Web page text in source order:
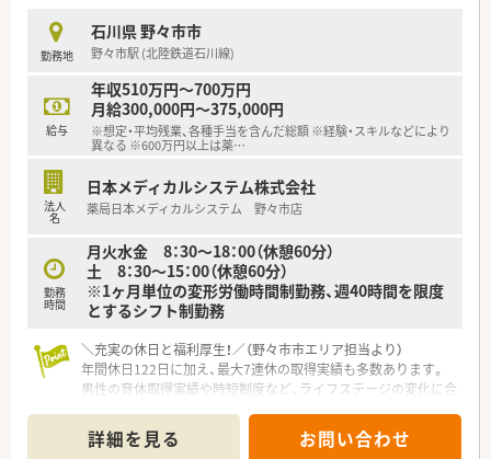
があるのも特徴です
勤務地
石川県 野々市市
野々市駅 (北陸鉄道石川線)
給与
年収510万円～700万円
月給300,000円～375,000円
※想定・平均残業、各種手当を含んだ総額 ※経験・スキルなどにより
異なる ※600万円以上は薬…
法人
名
日本メディカルシステム株式会社
薬局日本メディカルシステム 野々市店
勤務
時間
月火水金 8：30～18：00（休憩60分）
土 8：30～15：00（休憩60分）
※1ヶ月単位の変形労働時間制勤務、週40時間を限度
とするシフト制勤務
＼充実の休日と福利厚生！／（野々市市エリア担当より）
年間休日122日に加え、最大7連休の取得実績も多数あります。
男性の育休取得実績や時短制度など、ライフステージの変化に合
＊------------------------------------------＊
【店舗情報と応需状況について】
詳細を見る お問い合わせ